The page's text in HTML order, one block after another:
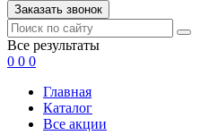
Заказать звонок
Все результаты
0 0 0
Главная
Каталог
Все акции